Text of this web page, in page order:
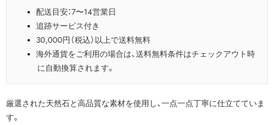
配送目安：7〜14営業日
追跡サービス付き
30,000円（税込）以上で送料無料
海外通貨をご利用の場合は、送料無料条件はチェックアウト時
に自動換算されます。
厳選された天然石と高品質な素材を使用し、一点一点丁寧に仕立てていま
す。